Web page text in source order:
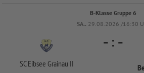
B-Klasse Gruppe 6
SA.. 29.08.2026 /16:30
SC Eibsee Grainau II
- : -